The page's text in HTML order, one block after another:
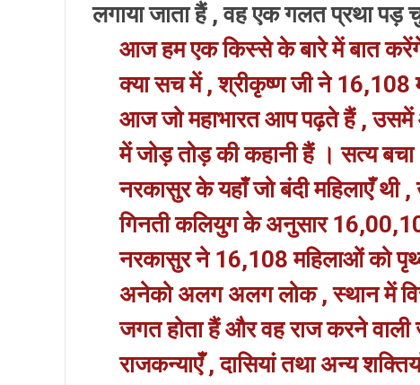
लगाया जाता हैं , वह एक गलत प्रथा पड़
आज हम एक किस्से के बारे में बात
क्या सच में , श्रीकृष्ण जी ने 16,108
आज जो महाभारत आप पढ़ते हैं ,
में जोड़ तोड़ की कहानी हैं । सत्य
नरकासुर के यहाँ जो बंदी महिलाएँ थी
गिनती कलियुग के अनुसार
नरकासुर ने 16,108 महिलाओं को
अनेको अलग अलग लोक , स्थान में
जगत होता हैं और वह राज करने वाली
राजकन्याएँ , दासियां तथा अन्य